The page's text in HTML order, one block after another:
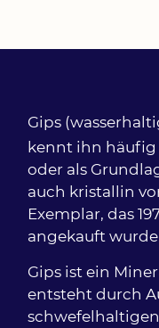
Teasertext
Gips
kennt ihn häufig
oder als
auch kristallin
Exemplar, das
angekauft
Beschreibung
Gips ist ein
entsteht durch